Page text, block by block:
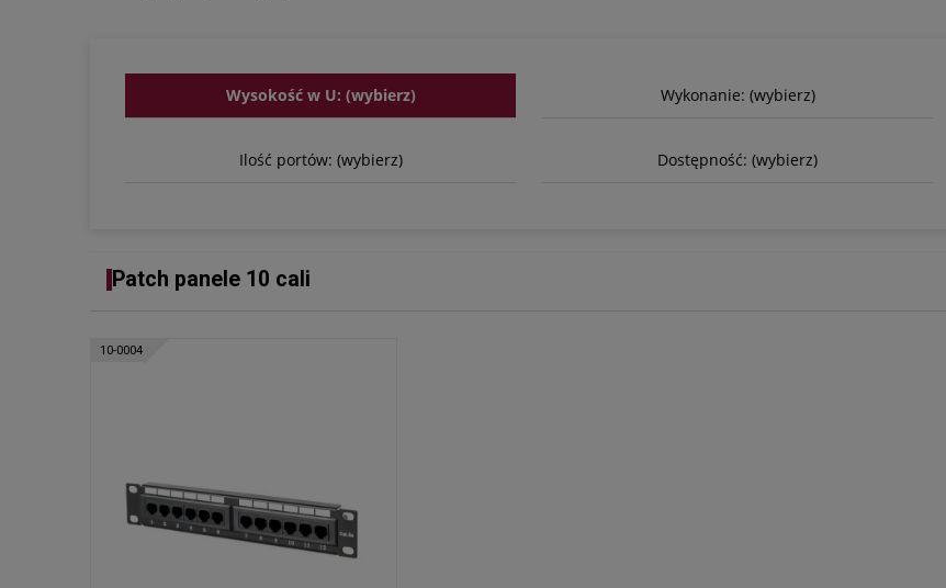
Wysokość w U: (wybierz) Wykonanie: (wybierz)
Ilość portów: (wybierz) Dostępność: (wybierz)
Patch panele 10 cali
10-0004